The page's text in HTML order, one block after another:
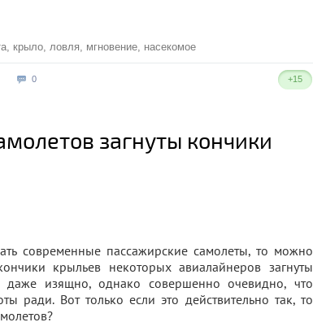
, крыло, ловля, мгновение, насекомое
0 +15
загнуты кончики
современные пассажирские самолеты, то можно
крыльев некоторых авиалайнеров загнуты
даже изящно, однако совершенно очевидно, что
ради. Вот только если это действительно так, то